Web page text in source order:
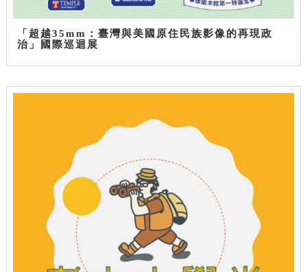
「超越35mm：臺灣與美國原住民族影像的再現政
治」國際巡迴展